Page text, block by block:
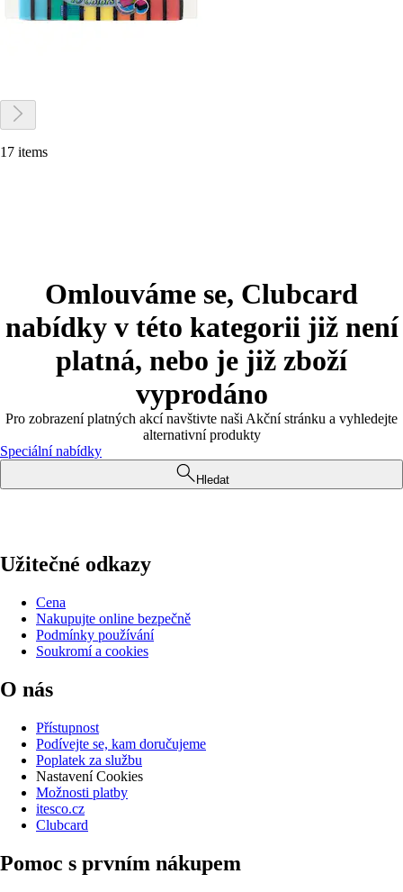
17 items
Omlouváme se, Clubcard
nabídky v této kategorii již není
platná, nebo je již zboží
vyprodáno
Pro zobrazení platných akcí navštivte naši Akční stránku a vyhledejte
alternativní produkty
Speciální nabídky
Hledat
Užitečné odkazy
Cena
Nakupujte online bezpečně
Podmínky používání
Soukromí a cookies
O nás
Přístupnost
Podívejte se, kam doručujeme
Poplatek za službu
Nastavení Cookies
Možnosti platby
itesco.cz
Clubcard
Pomoc s prvním nákupem